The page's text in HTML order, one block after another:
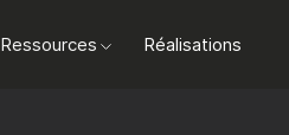
Ressources Réalisations